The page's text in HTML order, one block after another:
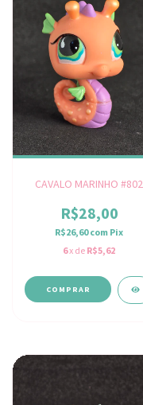
CAVALO MARINHO #802
R$28,00
R$26,60com Pix
6x de R$5,62